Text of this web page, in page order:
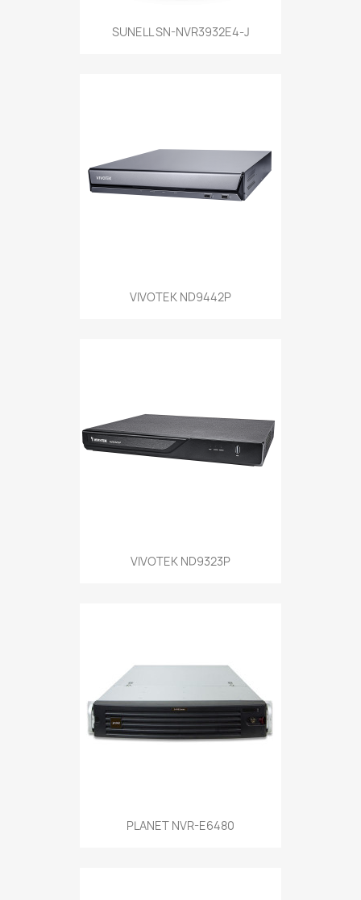
SUNELL SN-NVR3932E4-J
VIVOTEK ND9442P
VIVOTEK ND9323P
PLANET NVR-E6480